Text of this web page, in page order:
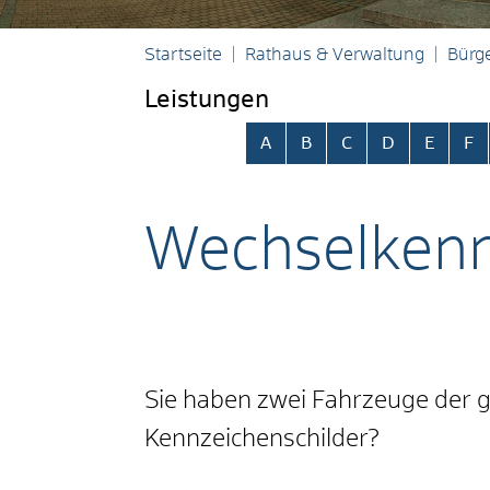
Startseite Rathaus & Verwaltung
Leistungen
Alphabetisches Register
A B C D E F
Sie haben zwei Fahrzeuge der
Kennzeichenschilder?